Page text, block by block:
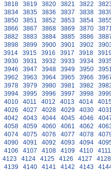
3818 3819 3820 3821 3822
3834 3835 3836 3837 3838
3850 3851 3852 3853 3854
3866 3867 3868 3869 3870
3882 3883 3884 3885 3886
3898 3899 3900 3901 3902
3914 3915 3916 3917 3918
3930 3931 3932 3933 3934
3946 3947 3948 3949 3950
3962 3963 3964 3965 3966
3978 3979 3980 3981 3982
3994 3995 3996 3997 3998
4010 4011 4012 4013 4014
4026 4027 4028 4029 4030
4042 4043 4044 4045 4046
4058 4059 4060 4061 4062
4074 4075 4076 4077 4078
4090 4091 4092 4093 4094
4106 4107 4108 4109 4110
4111
4123 4124 4125 4126 4127
4128
4139 4140 4141 4142 4143